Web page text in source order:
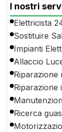
I nostri
Elettricista
Sostituire
Impianti
Allaccio
Riparazione
Riparazione
Ricerca